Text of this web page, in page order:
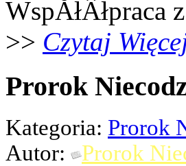
WspĂłÂłpraca
>> Czytaj
Prorok
Kategoria: Prorok
Autor:
Prorok